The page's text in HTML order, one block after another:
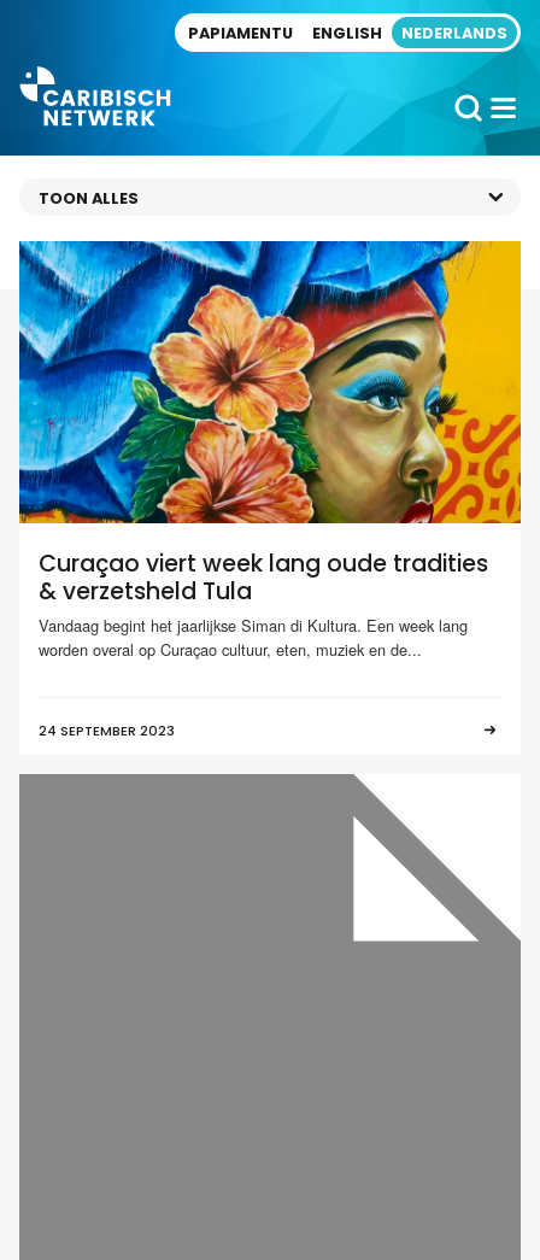
PAPIAMENTU ENGLISH NEDERLANDS
Curaçao viert week lang oude tradities
& verzetsheld Tula
Vandaag begint het jaarlijkse Siman di Kultura. Een week lang
worden overal op Curaçao cultuur, eten, muziek en de...
24 SEPTEMBER 2023